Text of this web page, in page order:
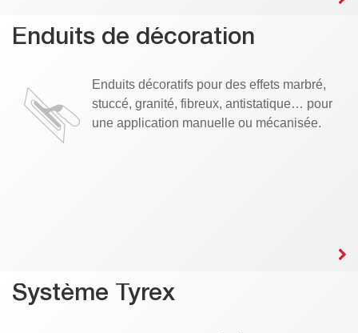
Enduits de décoration
Enduits décoratifs pour des effets marbré,
stuccé, granité, fibreux, antistatique… pour
une application manuelle ou mécanisée.
Système Tyrex